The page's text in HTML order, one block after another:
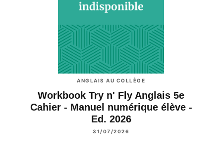
ANGLAIS AU COLLÈGE
Workbook Try n' Fly Anglais 5e
Cahier - Manuel numérique élève -
Ed. 2026
31/07/2026